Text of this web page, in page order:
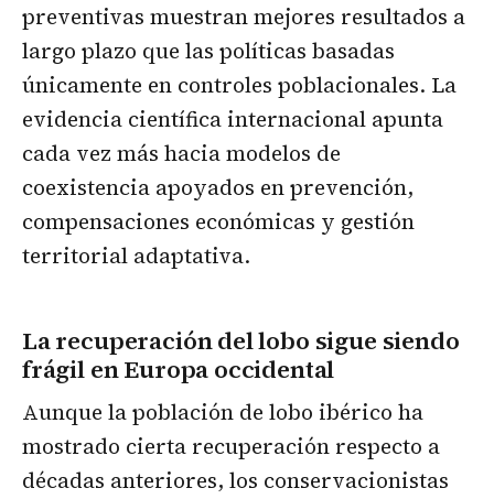
preventivas muestran mejores resultados a
largo plazo que las políticas basadas
únicamente en controles poblacionales. La
evidencia científica internacional apunta
cada vez más hacia modelos de
coexistencia apoyados en prevención,
compensaciones económicas y gestión
territorial adaptativa.
La recuperación del lobo sigue siendo
frágil en Europa occidental
Aunque la población de lobo ibérico ha
mostrado cierta recuperación respecto a
décadas anteriores, los conservacionistas